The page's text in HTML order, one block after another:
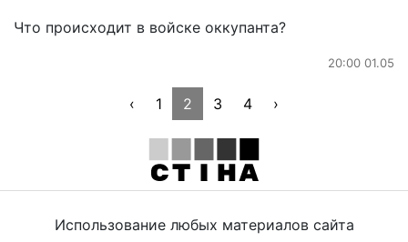
Что происходит в войске оккупанта?
20:00 01.05
‹ 1 2 3 4 ›
Использование любых материалов сайта